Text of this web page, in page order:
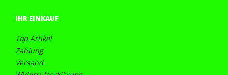
IHR EINKAUF
Top Artikel
Zahlung
Versand